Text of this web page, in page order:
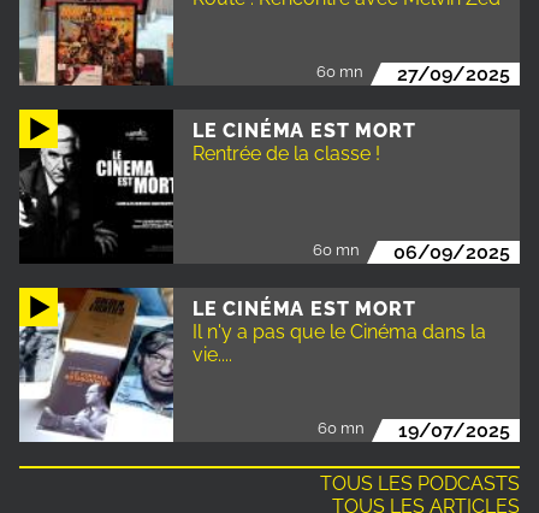
60 mn 27/09/2025
LE CINÉMA EST MORT
Rentrée de la classe !
60 mn 06/09/2025
LE CINÉMA EST MORT
Il n'y a pas que le Cinéma dans la
vie....
60 mn 19/07/2025
TOUS LES PODCASTS
TOUS LES ARTICLES